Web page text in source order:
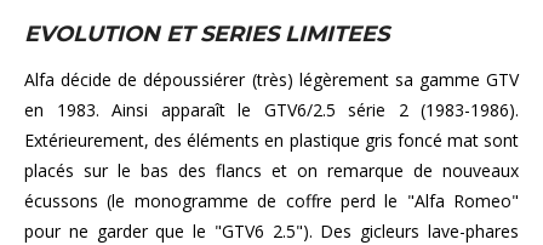
EVOLUTION ET SERIES LIMITEES
Alfa décide de dépoussiérer (très) légèrement sa gamme GTV
en 1983. Ainsi apparaît le GTV6/2.5 série 2 (1983-1986).
Extérieurement, des éléments en plastique gris foncé mat sont
placés sur le bas des flancs et on remarque de nouveaux
écussons (le monogramme de coffre perd le "Alfa Romeo"
pour ne garder que le "GTV6 2.5"). Des gicleurs lave-phares